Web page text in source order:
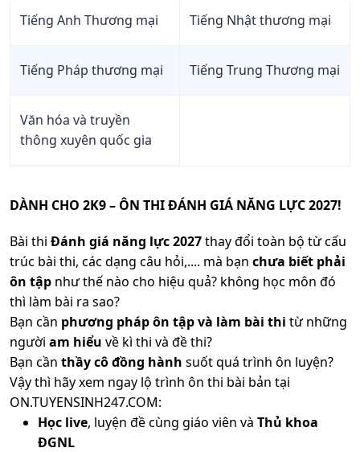
Tiếng Anh Thương mại Tiếng Nhật thương mại
Tiếng Pháp thương mại Tiếng Trung Thương mại
Văn hóa và truyền
thông xuyên quốc gia
DÀNH CHO 2K9 – ÔN THI ĐÁNH GIÁ NĂNG LỰC 2027!
Bài thi Đánh giá năng lực 2027thay đổi toàn bộ từ cấu
trúc bài thi, các dạng câu hỏi,.... mà bạn chưa biết phải
ôn tập như thế nào cho hiệu quả? không học môn đó
thì làm bài ra sao?
Bạn cần phương pháp ôn tập và làm bài thi từ những
người am hiểu về kì thi và đề thi?
Bạn cần thầy cô đồng hành suốt quá trình ôn luyện?
Vậy thì hãy xem ngay lộ trình ôn thi bài bản tại
ON.TUYENSINH247.COM:
Học live, luyện đề cùng giáo viên và Thủ khoa
ĐGNL